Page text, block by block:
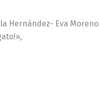
Hernández- Eva